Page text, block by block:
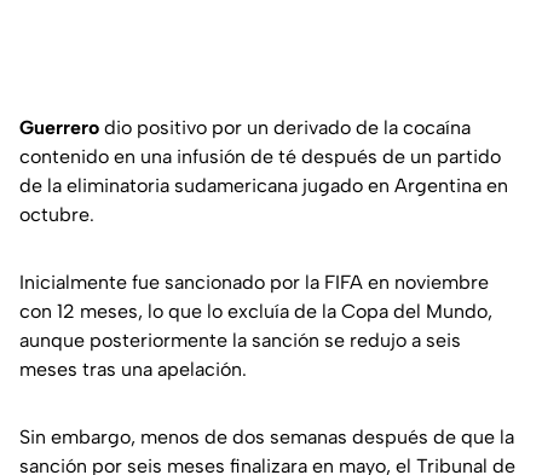
Guerrero dio positivo por un derivado de la cocaína
contenido en una infusión de té después de un partido
de la eliminatoria sudamericana jugado en Argentina en
octubre.
Inicialmente fue sancionado por la FIFA en noviembre
con 12 meses, lo que lo excluía de la Copa del Mundo,
aunque posteriormente la sanción se redujo a seis
meses tras una apelación.
Sin embargo, menos de dos semanas después de que la
sanción por seis meses finalizara en mayo, el Tribunal de